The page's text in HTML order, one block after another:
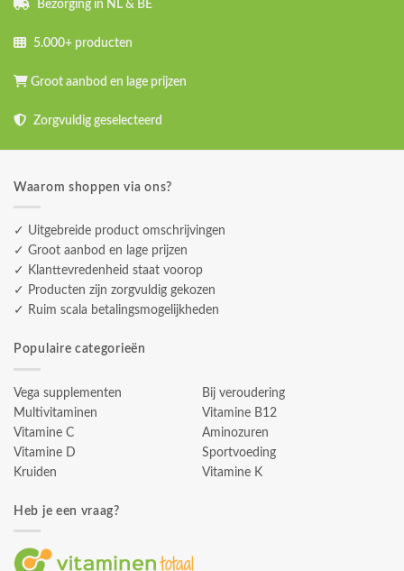
Bezorging in NL & BE
5.000+ producten
Groot aanbod en lage prijzen
Zorgvuldig geselecteerd
Waarom shoppen via ons?
✓ Uitgebreide product omschrijvingen
✓ Groot aanbod en lage prijzen
✓ Klanttevredenheid staat voorop
✓ Producten zijn zorgvuldig gekozen
✓ Ruim scala betalingsmogelijkheden
Populaire categorieën
Vega supplementen
Multivitaminen
Vitamine C
Vitamine D
Kruiden
Bij veroudering
Vitamine B12
Aminozuren
Sportvoeding
Vitamine K
Heb je een vraag?